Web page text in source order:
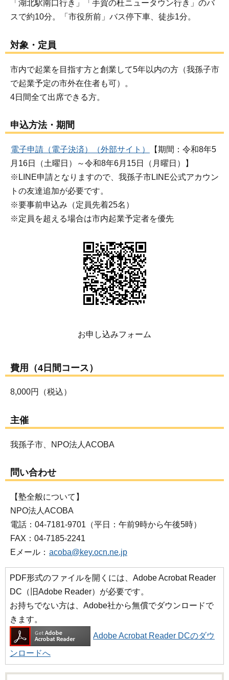
「湖北駅南口行き」「手賀の杜ニュータウン行き」のバ
スで約10分。「市役所前」バス停下車、徒歩1分。
対象・定員
市内で起業を目指す方と創業して5年以内の方（我孫子市
で起業予定の市外在住者も可）。
4日間全て出席できる方。
申込方法・期間
電子申請（電子決済）（外部サイト）
【期間：令和8年5
月16日（土曜日）～令和8年6月15日（月曜日）】
※LINE申請となりますので、我孫子市LINE公式アカウン
トの友達追加が必要です。
※要事前申込み（定員先着25名）
※定員を超える場合は市内起業予定者を優先
お申し込みフォーム
費用（4日間コース）
8,000円（税込）
主催
我孫子市、NPO法人ACOBA
問い合わせ
【塾全般について】
NPO法人ACOBA
電話：04-7181-9701（平日：午前9時から午後5時）
FAX：04-7185-2241
Eメール： acoba@key.ocn.ne.jp
PDF形式のファイルを開くには、Adobe Acrobat Reader
DC（旧Adobe Reader）が必要です。
お持ちでない方は、Adobe社から無償でダウンロードで
きます。
Adobe Acrobat Reader DCのダウ
ンロードへ